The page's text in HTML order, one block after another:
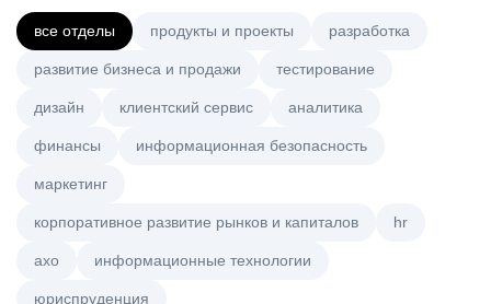
все отделы продукты и проекты разработка
развитие бизнеса и продажи тестирование
дизайн клиентский сервис аналитика
финансы информационная безопасность
маркетинг
корпоративное развитие рынков и капиталов hr
axo информационные технологии
юриспруденция